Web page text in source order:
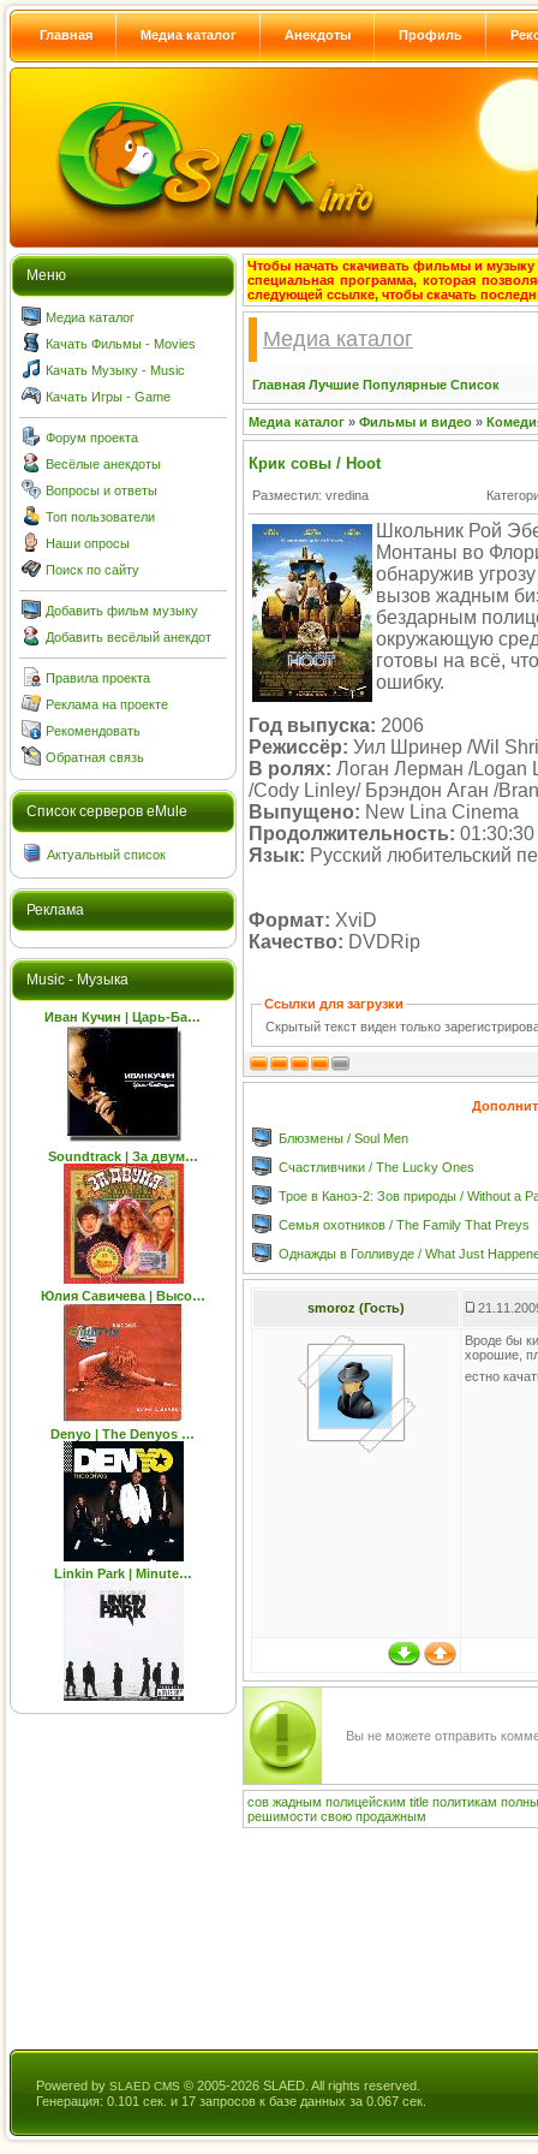
Главная Медиа каталог Анекдоты Профиль
Меню
Медиа каталог
Качать Фильмы - Movies
Качать Музыку - Music
Качать Игры - Game
Форум проекта
Весёлые анекдоты
Вопросы и ответы
Топ пользователи
Наши опросы
Поиск по сайту
Добавить фильм музыку
Добавить весёлый анекдот
Правила проекта
Реклама на проекте
Рекомендовать
Обратная связь
Cписок серверов eMule
Актуальный список
Реклама
Music - Музыка
Иван Кучин | Царь-Ба…
Soundtrack | За двум…
Юлия Савичева | Высо…
Denyo | The Denyos …
Linkin Park | Minute…
Чтобы начать скачивать фильмы и музыку
специальная программа, которая
следующей ссылке, чтобы скачать
Медиа каталог
Главная Лучшие Популярные Список
Медиа каталог » Фильмы и видео »
Крик совы / Hoot
Разместил: vredina
Школьник Рой
Монтаны во
обнаружив
вызов жадным
бездарным
окружающую
готовы на всё,
ошибку.
Год выпуска: 2006
Режиссёр: Уил Шринер /Wil
В ролях: Логан Лерман /Logan
/Cody Linley/ Брэндон Аган /
Выпущено: New Lina Cinema
Продолжительность: 01:30:30
Язык: Русский любительский
Формат: XviD
Качество: DVDRip
Ссылки для загрузки
Скрытый текст виден только
Блюзмены / Soul Men
Счастливчики / The Lucky Ones
Трое в Каноэ-2: Зов природы / Without a
Семья охотников / The Family That Preys
Однажды в Голливуде / What Just
smoroz (Гость)
Вроде бы
хорошие,
естно
Вы не можете отправить
сов жадным полицейским title политикам
решимости свою продажным
Powered by SLAED CMS © 2005-2026 SLAED. All rights reserved.
Генерация: 0.101 сек. и 17 запросов к базе данных за 0.067 сек.